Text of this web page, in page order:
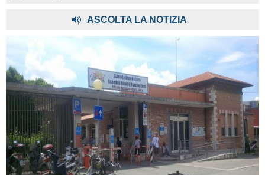
ASCOLTA LA NOTIZIA